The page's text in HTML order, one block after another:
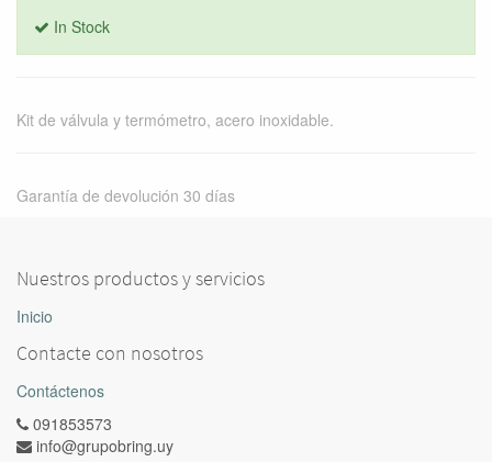
In Stock
Kit de válvula y termómetro, acero inoxidable.
Garantía de devolución 30 días
Nuestros productos y servicios
Inicio
Contacte con nosotros
Contáctenos
091853573
info@grupobring.uy